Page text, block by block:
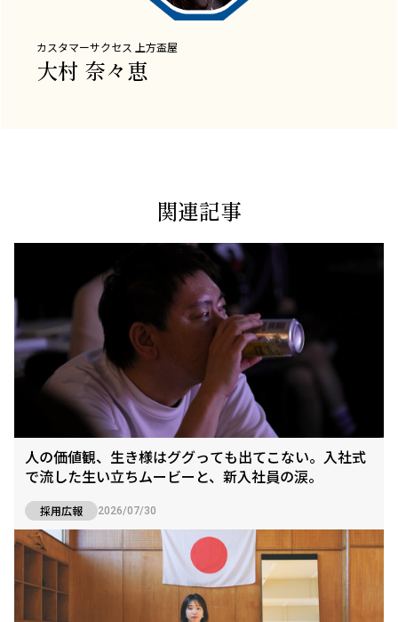
カスタマーサクセス 上方盃屋
大村 奈々恵
関連記事
人の価値観、生き様はググっても出てこない。入社式
で流した生い立ちムービーと、新入社員の涙。
採用広報 2026/07/30